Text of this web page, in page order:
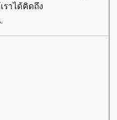
ราได้คิดถึง